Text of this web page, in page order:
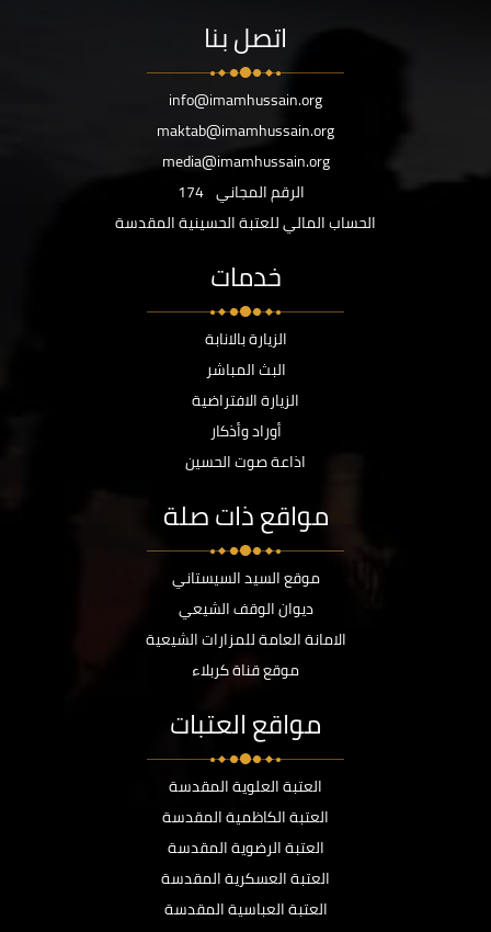
اتصل بنا
info@imamhussain.org
maktab@imamhussain.org
media@imamhussain.org
الرقم المجاني 174
الحساب المالي للعتبة الحسينية المقدسة
خدمات
الزيارة بالانابة
البث المباشر
الزيارة الافتراضية
أوراد وأذكار
اذاعة صوت الحسين
مواقع ذات صلة
موقع السيد السيستاني
ديوان الوقف الشيعي
الامانة العامة للمزارات الشيعية
موقع قناة كربلاء
مواقع العتبات
العتبة العلوية المقدسة
العتبة الكاظمية المقدسة
العتبة الرضوية المقدسة
العتبة العسكرية المقدسة
العتبة العباسية المقدسة